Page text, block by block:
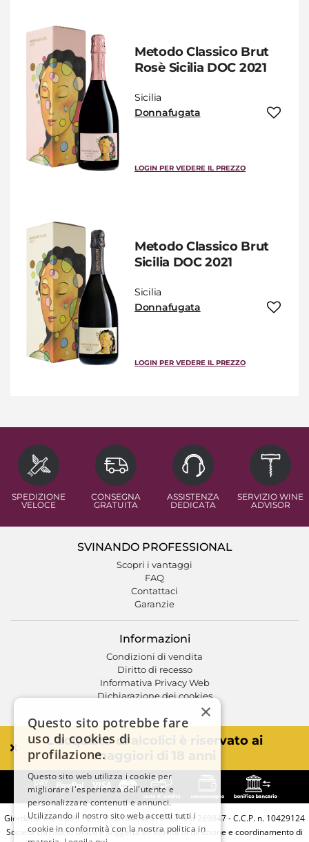
Metodo Classico Brut
Rosè Sicilia DOC 2021
Sicilia
Donnafugata
LOGIN PER VEDERE IL PREZZO
Metodo Classico Brut
Sicilia DOC 2021
Sicilia
Donnafugata
LOGIN PER VEDERE IL PREZZO
SPEDIZIONE
VELOCE
CONSEGNA
GRATUITA
ASSISTENZA
DEDICATA
SERVIZIO WINE
ADVISOR
SVINANDO PROFESSIONAL
Scopri i vantaggi
FAQ
Contattaci
Garanzie
Informazioni
Condizioni di vendita
Diritto di recesso
Informativa Privacy Web
Dichiarazione dei cookies
L'acquisto di alcolici è riservato ai
maggiori di 18 anni
Giordano Vini S.p.A. - C.F., P.IVA 04642870960 Rea 269847 - C.C.P. n. 10429124
Società con Socio Unico e soggetta all'attività di direzione e coordinamento di
×
Questo sito potrebbe fare
uso di cookies di
profilazione.
Questo sito web utilizza i cookie per
migliorare l'esperienza dell'utente e
personalizzare contenuti e annunci.
Utilizzando il nostro sito web accetti tutti i
cookie in conformità con la nostra politica in